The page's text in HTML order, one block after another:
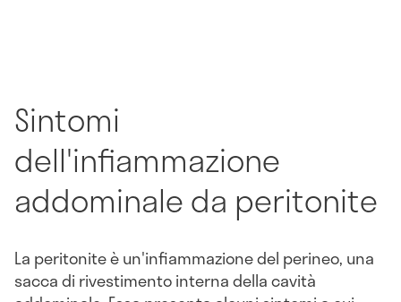
Sintomi
dell'infiammazione
addominale da peritonite
La peritonite è un'infiammazione del perineo, una
sacca di rivestimento interna della cavità